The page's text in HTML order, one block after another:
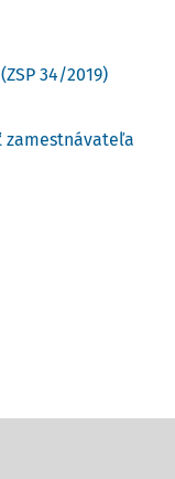
34/2019)
zamestnávateľa